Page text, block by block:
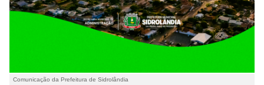
Comunicação da Prefeitura de Sidrolândia